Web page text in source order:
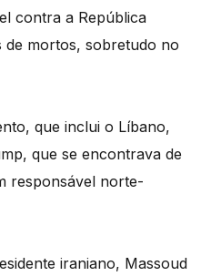
contra a República
de mortos, sobretudo no
que inclui o Líbano,
que se encontrava de
responsável norte-
iraniano, Massoud